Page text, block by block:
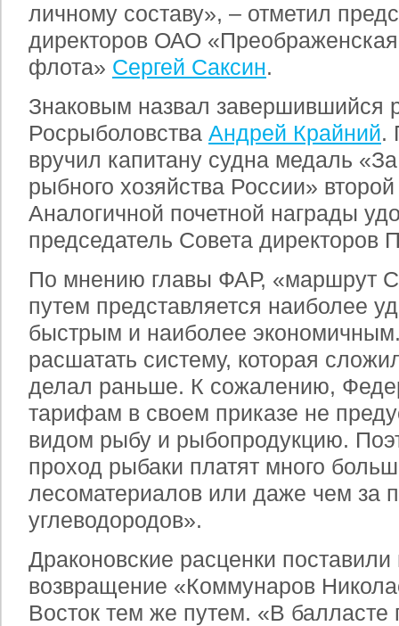
личному составу», – отметил
директоров ОАО «Преображенская
флота» Сергей Саксин.
Знаковым назвал завершившийся
Росрыболовства Андрей Крайний.
вручил капитану судна медаль
рыбного хозяйства России»
Аналогичной почетной награды
председатель Совета директоров
По мнению главы ФАР, «маршрут
путем представляется наиболее
быстрым и наиболее
расшатать систему, которая
делал раньше. К сожалению,
тарифам в своем приказе не
видом рыбу и рыбопродукцию.
проход рыбаки платят много
лесоматериалов или даже чем за
углеводородов».
Драконовские расценки
возвращение «Коммунаров
Восток тем же путем. «В